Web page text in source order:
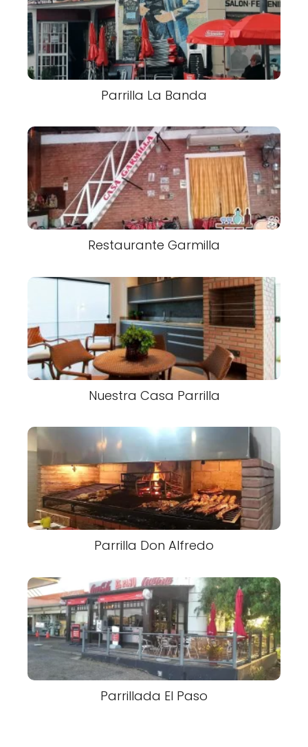
Parrilla La Banda
Restaurante Garmilla
Nuestra Casa Parrilla
Parrilla Don Alfredo
Parrillada El Paso